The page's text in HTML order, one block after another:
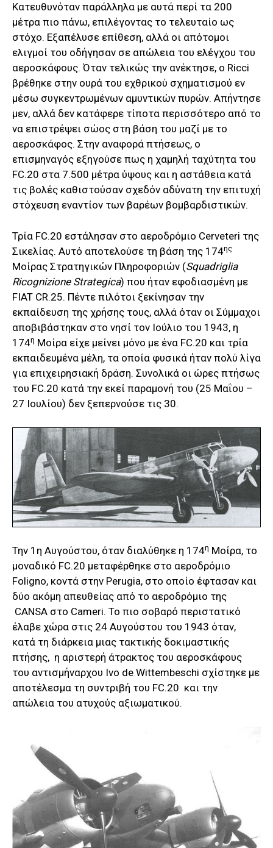
Κατευθυνόταν παράλληλα με αυτά περί τα 200
μέτρα πιο πάνω, επιλέγοντας το τελευταίο ως
στόχο. Εξαπέλυσε επίθεση, αλλά οι απότομοι
ελιγμοί του οδήγησαν σε απώλεια του ελέγχου του
αεροσκάφους. Όταν τελικώς την ανέκτησε, ο Ricci
βρέθηκε στην ουρά του εχθρικού σχηματισμού εν
μέσω συγκεντρωμένων αμυντικών πυρών. Απήντησε
μεν, αλλά δεν κατάφερε τίποτα περισσότερο από το
να επιστρέψει σώος στη βάση του μαζί με το
αεροσκάφος. Στην αναφορά πτήσεως, ο
επισμηναγός εξηγούσε πως η χαμηλή ταχύτητα του
FC.20 στα 7.500 μέτρα ύψους και η αστάθεια κατά
τις βολές καθιστούσαν σχεδόν αδύνατη την επιτυχή
στόχευση εναντίον των βαρέων βομβαρδιστικών.
Τρία FC.20 εστάλησαν στο αεροδρόμιο Cerveteri της
Σικελίας. Αυτό αποτελούσε τη βάση της 174ης
Μοίρας Στρατηγικών Πληροφοριών (Squadriglia
Ricognizione Strategica) που ήταν εφοδιασμένη με
FIAT CR.25. Πέντε πιλότοι ξεκίνησαν την
εκπαίδευση της χρήσης τους, αλλά όταν οι Σύμμαχοι
αποβιβάστηκαν στο νησί τον Ιούλιο του 1943, η
174η Μοίρα είχε μείνει μόνο με ένα FC.20 και τρία
εκπαιδευμένα μέλη, τα οποία φυσικά ήταν πολύ λίγα
για επιχειρησιακή δράση. Συνολικά οι ώρες πτήσως
του FC.20 κατά την εκεί παραμονή του (25 Μαΐου –
27 Ιουλίου) δεν ξεπερνούσε τις 30.
Την 1η Αυγούστου, όταν διαλύθηκε η 174η Μοίρα, το
μοναδικό FC.20 μεταφέρθηκε στο αεροδρόμιο
Foligno, κοντά στην Perugia, στο οποίο έφτασαν και
δύο ακόμη απευθείας από το αεροδρόμιο της
CANSA στο Cameri. Το πιο σοβαρό περιστατικό
έλαβε χώρα στις 24 Αυγούστου του 1943 όταν,
κατά τη διάρκεια μιας τακτικής δοκιμαστικής
πτήσης, η αριστερή άτρακτος του αεροσκάφους
του αντισμήναρχου Ivo de Wittembeschi σχίστηκε με
αποτέλεσμα τη συντριβή του FC.20 και την
απώλεια του ατυχούς αξιωματικού.